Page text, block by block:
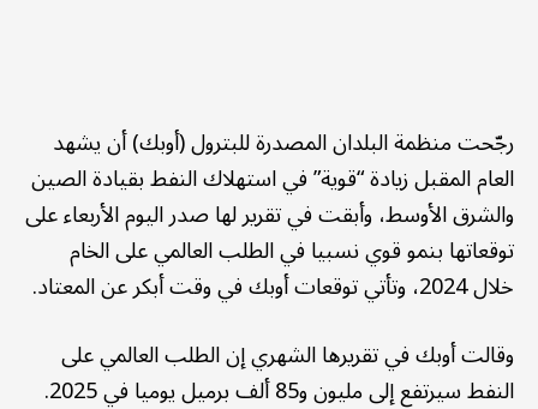
رجّحت منظمة البلدان المصدرة للبترول (أوبك) أن يشهد
العام المقبل زيادة “قوية” في استهلاك النفط بقيادة الصين
والشرق الأوسط، وأبقت في تقرير لها صدر اليوم الأربعاء على
توقعاتها بنمو قوي نسبيا في الطلب العالمي على الخام
خلال 2024، وتأتي توقعات أوبك في وقت أبكر عن المعتاد.
وقالت أوبك في تقريرها الشهري إن الطلب العالمي على
النفط سيرتفع إلى مليون و85 ألف برميل يوميا في 2025.